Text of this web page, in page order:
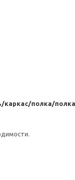
полка/